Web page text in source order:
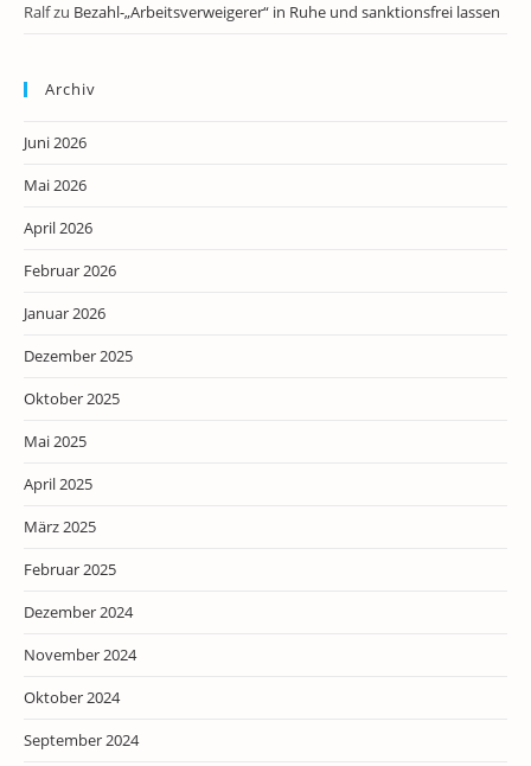
Ralfzu Bezahl-„Arbeitsverweigerer“ in Ruhe und sanktionsfrei lassen
Archiv
Juni 2026
Mai 2026
April 2026
Februar 2026
Januar 2026
Dezember 2025
Oktober 2025
Mai 2025
April 2025
März 2025
Februar 2025
Dezember 2024
November 2024
Oktober 2024
September 2024